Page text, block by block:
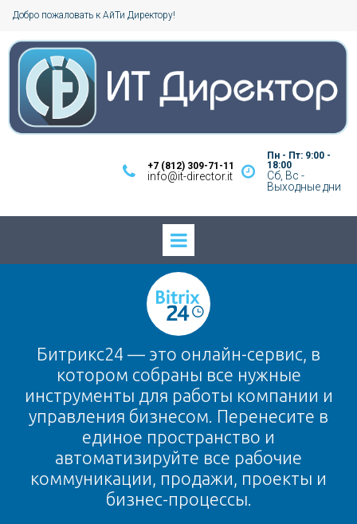
Добро пожаловать к АйТи Директору!
 +7 (812) 309-71-11
info@it-director.it 
Пн - Пт: 9:00 -
18:00
Сб, Вс -
Выходные дни
Битрикс24 — это онлайн-сервис, в
котором собраны все нужные
инструменты для работы компании и
управления бизнесом. Перенесите в
единое пространство и
автоматизируйте все рабочие
коммуникации, продажи, проекты и
бизнес-процессы.